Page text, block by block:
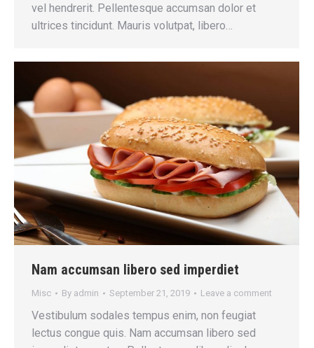
vel hendrerit. Pellentesque accumsan dolor et
ultrices tincidunt. Mauris volutpat, libero…
Nam accumsan libero sed imperdiet
Misc By admin September 21, 2019 Leave a comment
Vestibulum sodales tempus enim, non feugiat
lectus congue quis. Nam accumsan libero sed